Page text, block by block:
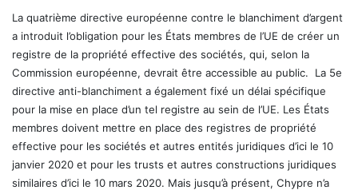
La quatrième directive européenne contre le blanchiment d’argent
a introduit l’obligation pour les États membres de l’UE de créer un
registre de la propriété effective des sociétés, qui, selon la
Commission européenne, devrait être accessible au public. La 5e
directive anti-blanchiment a également fixé un délai spécifique
pour la mise en place d’un tel registre au sein de l’UE. Les États
membres doivent mettre en place des registres de propriété
effective pour les sociétés et autres entités juridiques d’ici le 10
janvier 2020 et pour les trusts et autres constructions juridiques
similaires d’ici le 10 mars 2020. Mais jusqu’à présent, Chypre n’a